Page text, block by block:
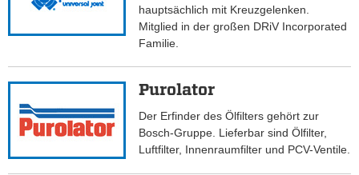
hauptsächlich mit Kreuzgelenken.
Mitglied in der großen DRiV Incorporated
Familie.
Purolator
Der Erfinder des Ölfilters gehört zur
Bosch-Gruppe. Lieferbar sind Ölfilter,
Luftfilter, Innenraumfilter und PCV-Ventile.